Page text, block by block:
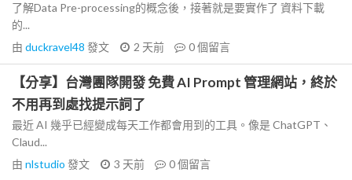
了解Data Pre-processing的概念後，接著就是要實作了 資料下載
的...
由 duckravel48 發文 2 天前 0個留言
【分享】台灣團隊開發 免費 AI Prompt 管理網站，終於
不用再到處找提示詞了
最近 AI 幾乎已經變成每天工作都會用到的工具。像是 ChatGPT、
Claud...
由 nlstudio 發文 3 天前 0個留言